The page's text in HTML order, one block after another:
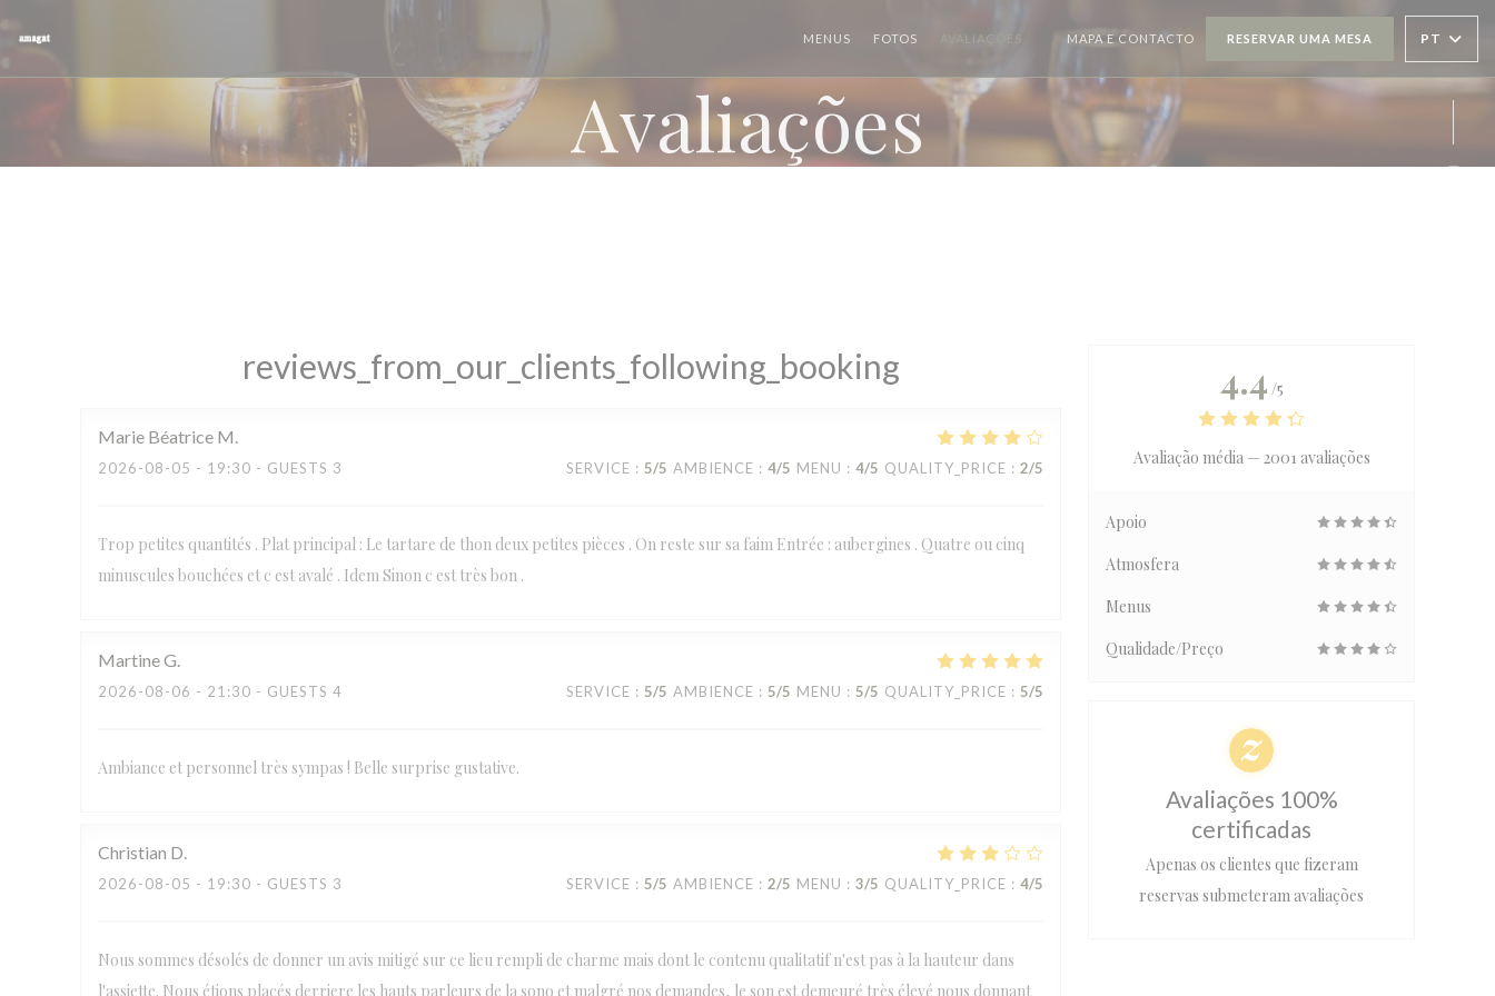
MENUS FOTOS AVALIAÇÕES MAPA E CONTACTO RESERVAR UMA MESA PT
Avaliações
reviews_from_our_clients_following_booking
Marie Béatrice M
2026-08-05 - 19:30 - GUESTS 3 SERVICE : 5/5 AMBIENCE : 4/5 MENU : 4/5 QUALITY_PRICE : 2/5
Trop petites quantités . Plat principal : Le tartare de thon deux petites pièces . On reste sur sa faim Entrée : aubergines . Quatre ou cinq
minuscules bouchées et c est avalé . Idem Sinon c est très bon .
MartineG
2026-08-06 - 21:30 - GUESTS 4 SERVICE : 5/5 AMBIENCE : 5/5 MENU : 5/5 QUALITY_PRICE : 5/5
Ambiance et personnel très sympas ! Belle surprise gustative.
Christian D
2026-08-05 - 19:30 - GUESTS 3 SERVICE : 5/5 AMBIENCE : 2/5 MENU : 3/5 QUALITY_PRICE : 4/5
Nous sommes désolés de donner un avis mitigé sur ce lieu rempli de charme mais dont le contenu qualitatif n'est pas à la hauteur dans
l'assiette. Nous étions placés derriere les hauts parleurs de la sono et malgré nos demandes, le son est demeuré très élevé nous donnant
4.4 /5
Avaliação média — 2001 avaliações
Apoio
Atmosfera
Menus
Qualidade/Preço
Avaliações 100%
certificadas
Apenas os clientes que fizeram
reservas submeteram avaliações